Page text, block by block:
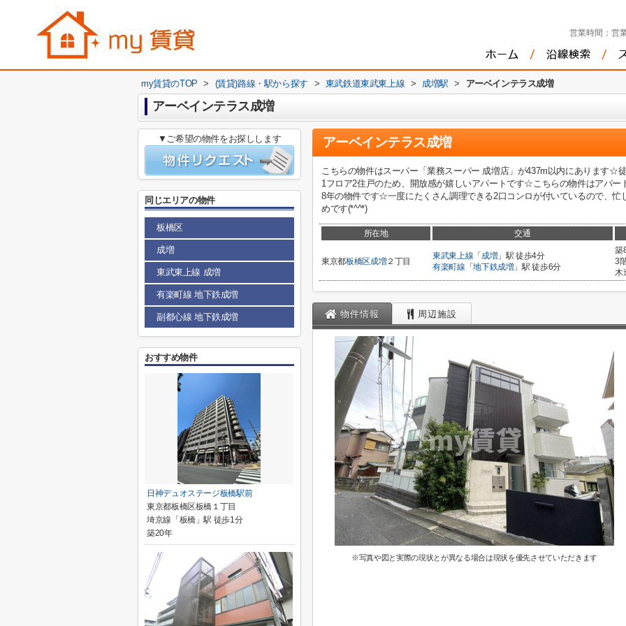
営業時間： 営
my賃貸のTOP > (賃貸)路線・駅から探す > 東武鉄道東武東上線 > 成増駅 > アーベインテラス成増
アーベインテラス成増
アーベインテラス成増
こちらの物件はスーパー「業務スーパー 成増店」が437m以内にあります☆
1フロア2住戸のため、開放感が嬉しいアパートです☆こちらの物件はアパ
8年の物件です☆一度にたくさん調理できる2口コンロが付いているので、忙
めです(*^^*)
所在地 交通
東京都板橋区成増２丁目
東武東上線 「 成増」駅 徒歩4分
有楽町線 「地下鉄成増」駅 徒歩6分
築
3
木
物件情報 周辺施設
※写真や図と実際の現状とが異なる場合は現状を優先させていただきます
▼ご希望の物件をお探しします
同じエリアの物件
板橋区
成増
東武東上線 成増
有楽町線 地下鉄成増
副都心線 地下鉄成増
おすすめ物件
日神デュオステージ板橋駅前
東京都板橋区板橋１丁目
埼京線「板橋」駅 徒歩1分
築20年